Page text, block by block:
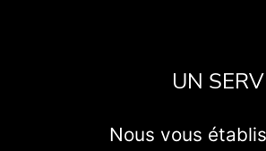
UN
Nous vous